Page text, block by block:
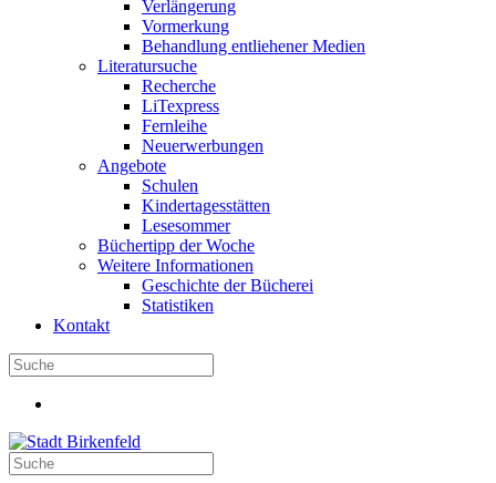
Verlängerung
Vormerkung
Behandlung entliehener Medien
Literatursuche
Recherche
LiTexpress
Fernleihe
Neuerwerbungen
Angebote
Schulen
Kindertagesstätten
Lesesommer
Büchertipp der Woche
Weitere Informationen
Geschichte der Bücherei
Statistiken
Kontakt